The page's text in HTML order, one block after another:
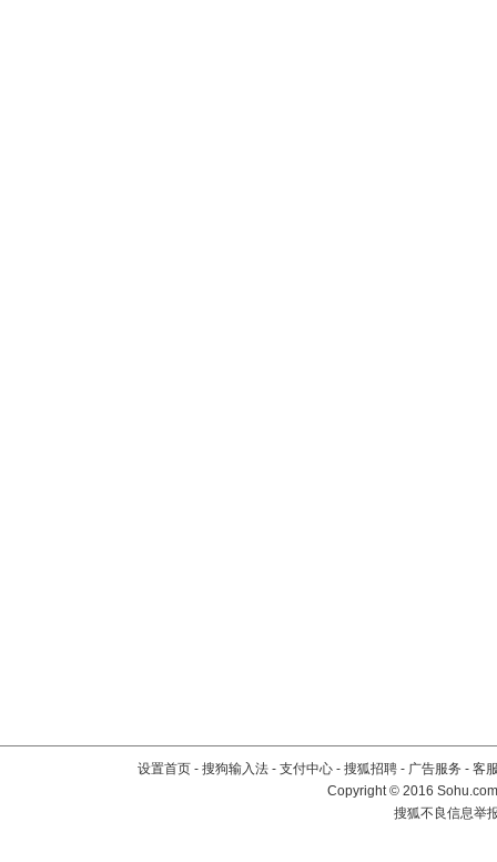
设置首页 - 搜狗输入法 - 支付中心 - 搜狐招聘 - 广告服务 - 客
Copyright©2016
搜狐不良信息举